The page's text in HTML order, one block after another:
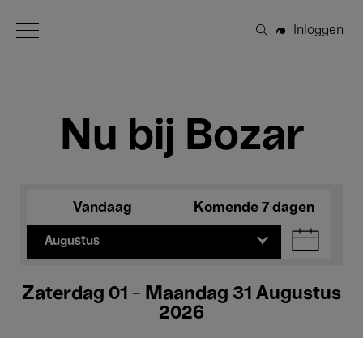
Open Menu
Zoeken
Inloggen
Nu bij Bozar
Vandaag Komende 7 dagen
Augustus
Zaterdag 01 - Maandag 31 Augustus
2026